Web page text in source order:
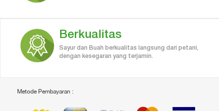
Berkualitas
Sayur dan Buah berkualitas langsung dari petani,
dengan kesegaran yang terjamin.
Metode Pembayaran :